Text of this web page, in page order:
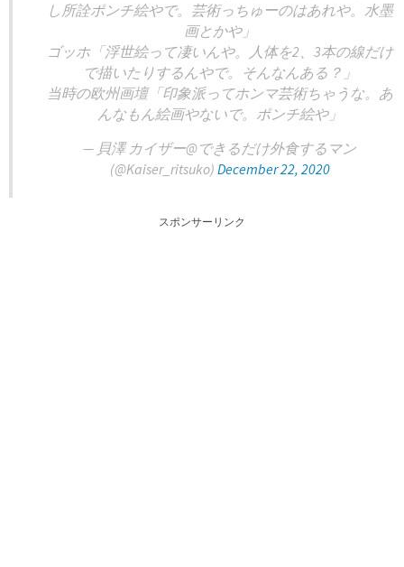
し所詮ポンチ絵やで。芸術っちゅーのはあれや。水墨
画とかや」
ゴッホ「浮世絵って凄いんや。人体を2、3本の線だけ
で描いたりするんやで。そんなんある？」
当時の欧州画壇「印象派ってホンマ芸術ちゃうな。あ
んなもん絵画やないで。ポンチ絵や」
— 貝澤 カイザー@できるだけ外食するマン
(@Kaiser_ritsuko) December 22, 2020
スポンサーリンク